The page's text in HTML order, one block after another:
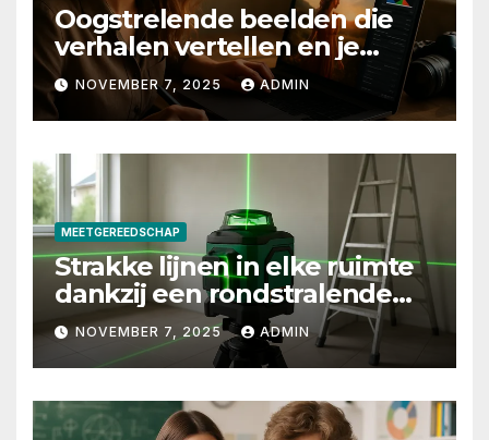
Oogstrelende beelden die
verhalen vertellen en je
merk laten stralen
NOVEMBER 7, 2025 ADMIN
MEETGEREEDSCHAP
Strakke lijnen in elke ruimte
dankzij een rondstralende
laserwaterpas
NOVEMBER 7, 2025 ADMIN